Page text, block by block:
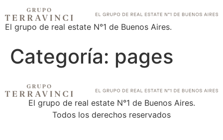
El grupo de real estate N°1 de Buenos Aires.
Categoría: pages
El grupo de real estate N°1 de Buenos Aires.
Todos los derechos reservados